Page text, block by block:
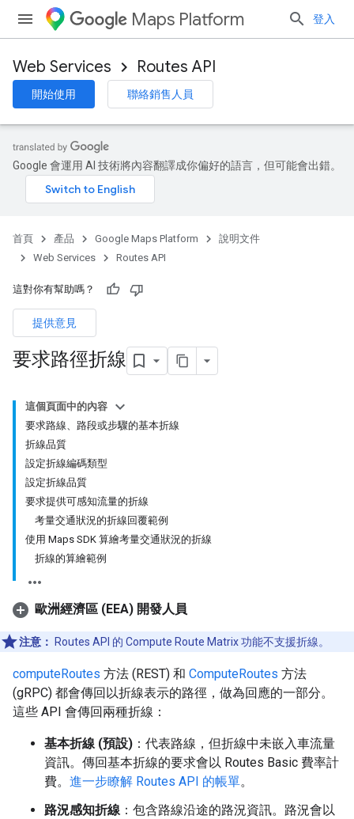
Maps Platform 登入
Web Services Routes API
開始使用 聯絡銷售人員
Google 會運用 AI 技術將內容翻譯成你偏好的語言，但可能會出錯。
首頁 產品 Google Maps Platform
說明文件
Web Services
Routes API
這對你有幫助嗎？
提供意見
要求路徑折線
這個頁面中的內容
要求路線、路段或步驟的基本折線
折線品質
設定折線編碼類型
設定折線品質
要求提供可感知流量的折線
考量交通狀況的折線回覆範例
使用 Maps SDK 算繪考量交通狀況的折線
折線的算繪範例
歐洲經濟區 (EEA) 開發人員
注意： Routes API 的 Compute Route Matrix 功能不支援折線。
computeRoutes 方法 (REST) 和 ComputeRoutes 方法
(gRPC) 都會傳回以折線表示的路徑，做為回應的一部分。
這些 API 會傳回兩種折線：
基本折線 (預設) ：代表路線，但折線中未嵌入車流量
資訊。傳回基本折線的要求會以 Routes Basic 費率計
費。 進一步瞭解 Routes API 的帳單。
路況感知折線 ：包含路線沿途的路況資訊。路況會以